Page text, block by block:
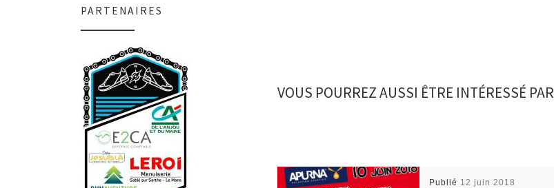
VOUS POURREZ AUSSI ÊTRE INTÉRESSÉ PAR
Publié 12 juin 2018
PARTENAIRES